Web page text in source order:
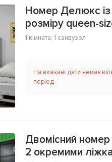
Номер Делюкс
розміру queen-
1 кімната, 1 санвузол
На вказані дати немає
період
Двомісний
2 окремими